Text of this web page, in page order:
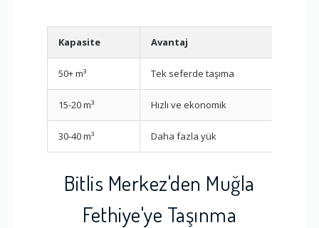
Kapasite Avantaj
50+ m³ Tek seferde taşıma
15-20 m³ Hızlı ve ekonomik
30-40 m³ Daha fazla yük
Bitlis Merkez'den Muğla
Fethiye'ye Taşınma